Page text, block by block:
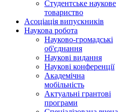
Студентське наукове
товариство
Асоціація випускників
Наукова робота
Науково-громадські
об'єднання
Наукові видання
Наукові конференції
Академічна
мобільність
Актуальні грантові
програми